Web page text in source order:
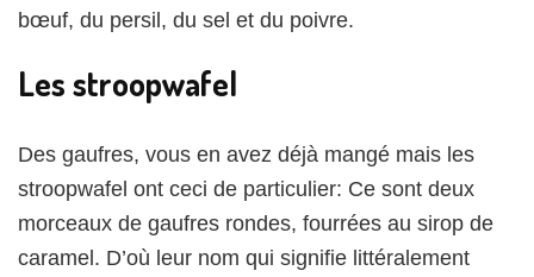
bœuf, du persil, du sel et du poivre.
Les stroopwafel
Des gaufres, vous en avez déjà mangé mais les
stroopwafel ont ceci de particulier: Ce sont deux
morceaux de gaufres rondes, fourrées au sirop de
caramel. D’où leur nom qui signifie littéralement